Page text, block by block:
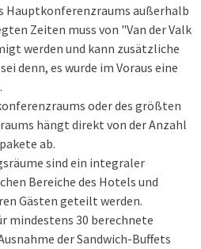
Hauptkonferenzraums außerhalb
Zeiten muss von "Van der Valk
werden und kann zusätzliche
denn, es wurde im Voraus eine
oder des größten
hängt direkt von der Anzahl
ab.
sind ein integraler
Bereiche des Hotels und
Gästen geteilt werden.
mindestens 30 berechnete
der Sandwich-Buffets